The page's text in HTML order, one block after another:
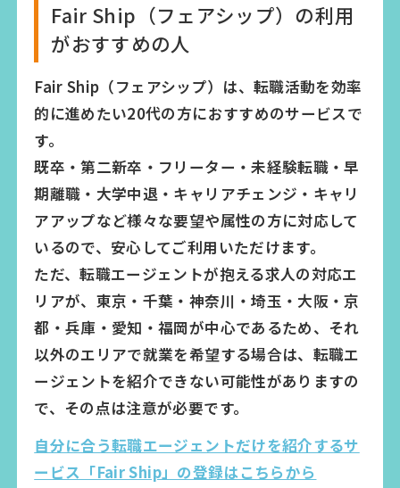
Fair Ship（フェアシップ）の利用
がおすすめの人
Fair Ship（フェアシップ）は、転職活動を効率
的に進めたい20代の方におすすめのサービスで
す。
既卒・第二新卒・フリーター・未経験転職・早
期離職・大学中退・キャリアチェンジ・キャリ
アアップなど様々な要望や属性の方に対応して
いるので、安心してご利用いただけます。
ただ、転職エージェントが抱える求人の対応エ
リアが、東京・千葉・神奈川・埼玉・大阪・京
都・兵庫・愛知・福岡が中心であるため、それ
以外のエリアで就業を希望する場合は、転職エ
ージェントを紹介できない可能性がありますの
で、その点は注意が必要です。
自分に合う転職エージェントだけを紹介するサ
ービス「Fair Ship」の登録はこちらから